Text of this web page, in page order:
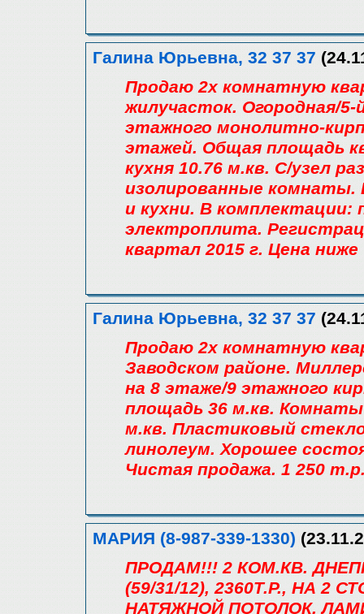
Галина Юрьевна, 32 37 37
Продаю 2х комнатную
жилучасток. Огородная/
этажного монолитно-
этажей. Общая площадь
кухня 10.76 м.кв. С/узел
изолированные
и кухни. В комплектации:
электроплита.
квартал 2015 г. Цена
Галина Юрьевна, 32 37 37
Продаю 2х комнатную
Заводском районе.
на 8 этаже/9 этажного
площадь 36 м.кв. Комнаты
м.кв. Пластиковый
линолеум. Хорошее
Чистая продажа. 1 250
МАРИЯ (8-987-339-1330)
ПРОДАМ!!! 2 КОМ.КВ.
(59/31/12), 2360Т.Р., НА
НАТЯЖНОЙ ПОТОЛОК,